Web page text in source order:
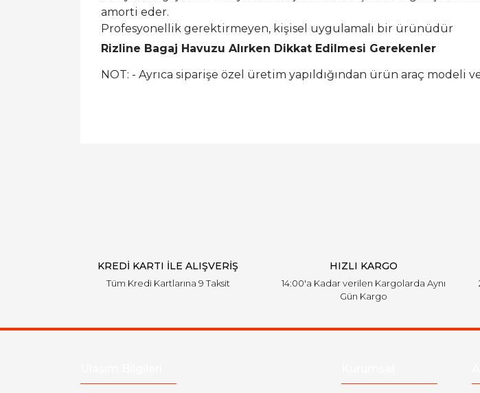
amorti eder.
Profesyonellik gerektirmeyen, kişisel uygulamalı bir ürünüdür
Rizline Bagaj Havuzu Alırken Dikkat Edilmesi Gerekenler
NOT: - Ayrıca siparişe özel üretim yapıldığından ürün araç modeli
KREDİ KARTI İLE ALIŞVERİŞ
Tüm Kredi Kartlarına 9 Taksit
HIZLI KARGO
14:00'a Kadar verilen Kargolarda Aynı
Gün Kargo